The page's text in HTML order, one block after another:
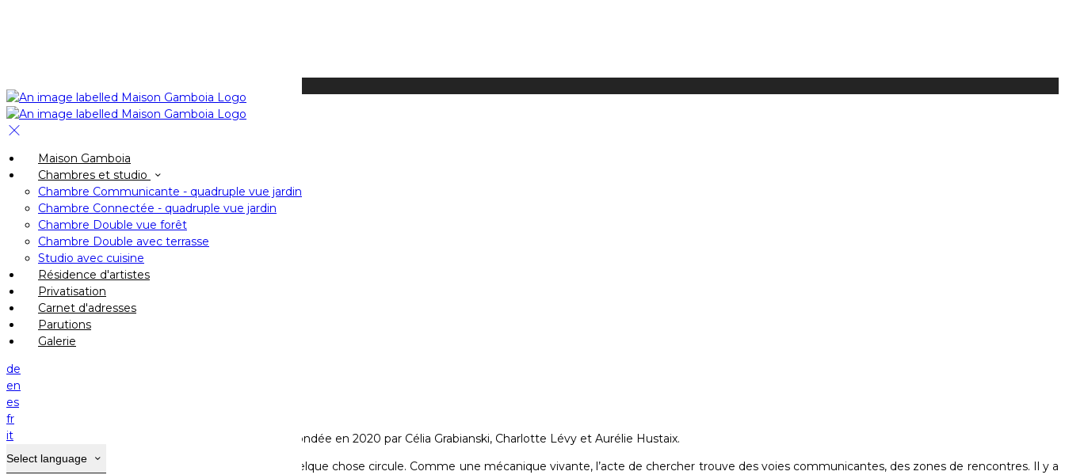
Maison Gamboia
Chambres et studio
Chambre Communicante - quadruple vue jardin
Chambre Connectée - quadruple vue jardin
Chambre Double vue forêt
Chambre Double avec terrasse
Studio avec cuisine
Résidence d'artistes
Privatisation
Carnet d'adresses
Parutions
Galerie
de
en
es
fr
it
Select language
Book your stay
Check Out
Adults
Children
+
La
Une association loi 1901 reconnue d'intérêt général, fondée en 2020 par Célia Grabianski, Charlotte Lévy et Aurélie Hustaix.
la réciproqueengage la recherche par l’échange. Quelque chose circule. Comme une mécanique vivante, l’acte de chercher trouve des voies communicantes, des zones de rencontres. Il y a